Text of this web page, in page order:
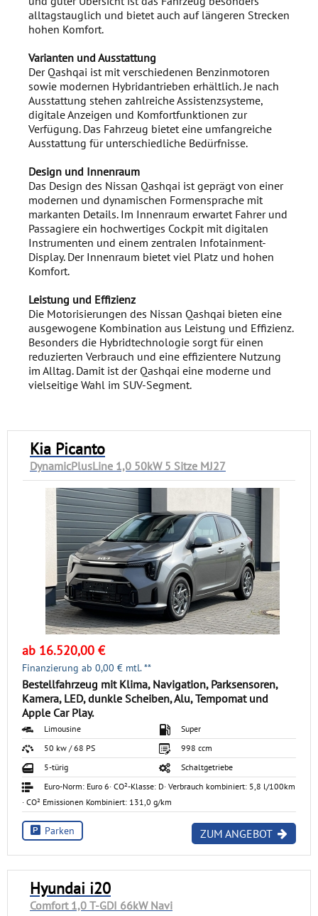
alltagstauglich und bietet auch auf längeren Strecken
hohen Komfort.
Varianten und Ausstattung
Der Qashqai ist mit verschiedenen Benzinmotoren
sowie modernen Hybridantrieben erhältlich. Je nach
Ausstattung stehen zahlreiche Assistenzsysteme,
digitale Anzeigen und Komfortfunktionen zur
Verfügung. Das Fahrzeug bietet eine umfangreiche
Ausstattung für unterschiedliche Bedürfnisse.
Design und Innenraum
Das Design des Nissan Qashqai ist geprägt von einer
modernen und dynamischen Formensprache mit
markanten Details. Im Innenraum erwartet Fahrer und
Passagiere ein hochwertiges Cockpit mit digitalen
Instrumenten und einem zentralen Infotainment-
Display. Der Innenraum bietet viel Platz und hohen
Komfort.
Leistung und Effizienz
Die Motorisierungen des Nissan Qashqai bieten eine
ausgewogene Kombination aus Leistung und Effizienz.
Besonders die Hybridtechnologie sorgt für einen
reduzierten Verbrauch und eine effizientere Nutzung
im Alltag. Damit ist der Qashqai eine moderne und
vielseitige Wahl im SUV-Segment.
Kia Picanto
DynamicPlusLine 1,0 50kW 5 Sitze MJ27
ab 16.520,00 €
Finanzierung ab 0,00 € mtl. **
Bestellfahrzeug mit Klima, Navigation, Parksensoren,
Kamera, LED, dunkle Scheiben, Alu, Tempomat und
Apple Car Play.
Limousine
Super
50 kw / 68 PS
998 ccm
5-türig
Schaltgetriebe
Euro-Norm: Euro 6· CO²-Klasse: D· Verbrauch kombiniert: 5,8 l/100km
· CO² Emissionen Kombiniert: 131,0 g/km
Parken ZUM ANGEBOT
Hyundai i20
Comfort 1,0 T-GDI 66kW Navi